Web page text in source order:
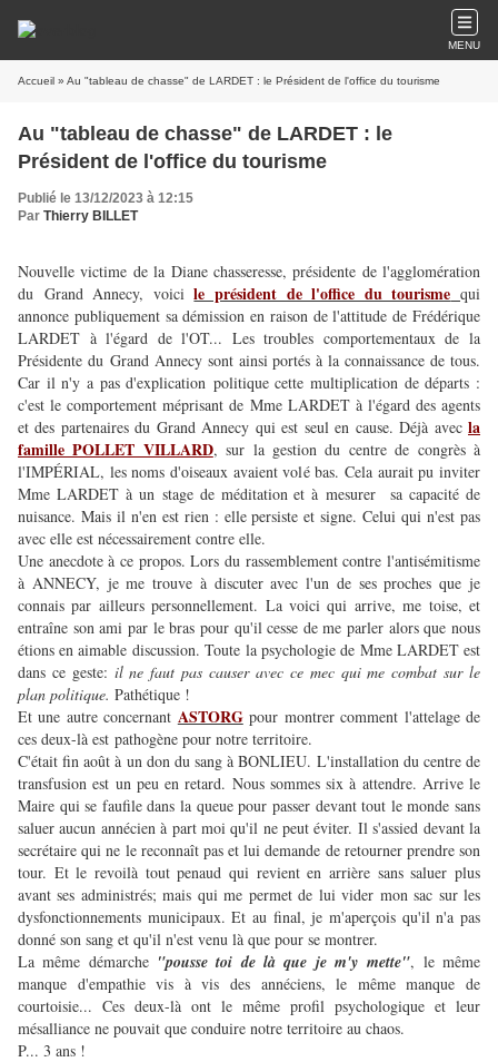
MENU
Accueil » Au "tableau de chasse" de LARDET : le Président de l'office du tourisme
Au "tableau de chasse" de LARDET : le
Président de l'office du tourisme
Publié le 13/12/2023 à 12:15
Par Thierry BILLET
Nouvelle victime de la Diane chasseresse, présidente de l'agglomération
du Grand Annecy, voicile président de l'office du tourisme qui
annonce publiquement sa démission en raison de l'attitude de Frédérique
LARDET à l'égard de l'OT... Les troubles comportementaux de la
Présidente du Grand Annecy sont ainsi portés à la connaissance de tous.
Car il n'y a pas d'explication politique cette multiplication de départs :
c'est le comportement méprisant de Mme LARDET à l'égard des agents
et des partenaires du Grand Annecy qui est seul en cause. Déjà avec la
famille POLLET VILLARD, sur la gestion du centre de congrès à
l'IMPÉRIAL, les noms d'oiseaux avaient volé bas. Cela aurait pu inviter
Mme LARDET à un stage de méditation et à mesurer sa capacité de
nuisance. Mais il n'en est rien : elle persiste et signe. Celui qui n'est pas
avec elle est nécessairement contre elle.
Une anecdote à ce propos. Lors du rassemblement contre l'antisémitisme
à ANNECY, je me trouve à discuter avec l'un de ses proches que je
connais par ailleurs personnellement. La voici qui arrive, me toise, et
entraîne son ami par le bras pour qu'il cesse de me parler alors que nous
étions en aimable discussion. Toute la psychologie de Mme LARDET est
dans ce geste: il ne faut pas causer avec ce mec qui me combat sur le
plan politique. Pathétique !
Et une autre concernant ASTORGpour montrer comment l'attelage de
ces deux-là est pathogène pour notre territoire.
C'était fin août à un don du sang à BONLIEU. L'installation du centre de
transfusion est un peu en retard. Nous sommes six à attendre. Arrive le
Maire qui se faufile dans la queue pour passer devant tout le monde sans
saluer aucun annécien à part moi qu'il ne peut éviter. Il s'assied devant la
secrétaire qui ne le reconnaît pas et lui demande de retourner prendre son
tour. Et le revoilà tout penaud qui revient en arrière sans saluer plus
avant ses administrés; mais qui me permet de lui vider mon sac sur les
dysfonctionnements municipaux. Et au final, je m'aperçois qu'il n'a pas
donné son sang et qu'il n'est venu là que pour se montrer.
La même démarche "pousse toi de là que je m'y mette", le même
manque d'empathie vis à vis des annéciens, le même manque de
courtoisie... Ces deux-là ont le même profil psychologique et leur
mésalliance ne pouvait que conduire notre territoire au chaos.
P... 3 ans !